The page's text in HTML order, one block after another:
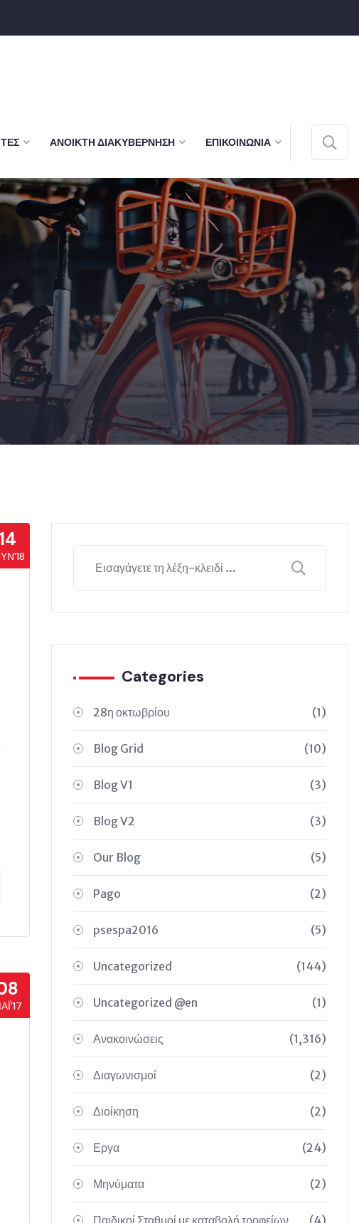
ΑΝΟΙΚΤΉ ΔΙΑΚΥΒΈΡΝΗΣΗ ΕΠΙΚΟΙΝΩΝΊΑ
14
Categories
28η οκτωβρίου (1)
Blog Grid (10)
Blog V1 (3)
Blog V2 (3)
Our Blog (5)
Pago (2)
psespa2016 (5)
Uncategorized (144)
Uncategorized @en (1)
Ανακοινώσεις (1,316)
Διαγωνισμοί (2)
Διοίκηση (2)
Εργα (24)
Μηνύματα (2)
Παιδικοί Σταθμοί με καταβολή τροφείων (4)